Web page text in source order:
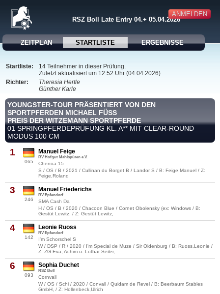
ANMELDEN
RSZ Boll Late Entry 04.+ 05.04.2026
ZEITPLAN STARTLISTE ERGEBNISSE
Startliste:
14 Teilnehmer in dieser Prüfung.
Zuletzt aktualisiert um 12:52 Uhr (04.04.2026)
Richter:
Theresia Hertle
Günther Karle
YOUNGSTER-TOUR PRÄSENTIERT VON DEN
SPORTPFERDEN MICHAEL FÜSS
PREIS DER WITZEMANN SPORTPFERDE
01 SPRINGPFERDEPRÜFUNG KL. A** MIT CLEAR-ROUND
MODUS 100 CM
1
065
Manuel Feige
RV Hofgut Mahlspüren e.V.
Chenoa 15
S / OS / B / 2021 / Cullinan du Borget B / Landor S / B: Feige,Manuel / Z:
Feige,Roland
3
246
Manuel Friederichs
RV Epfendorf
SMA Cash Da
H / OS / B / 2020 / Chacoon Blue / Cornet Obolensky (ex: Windows / B:
Gestüt Lewitz, / Z: Gestüt Lewitz,
4
142
Leonie Ruoss
RV Epfendorf
I'm Schorschel S
W / DSP / R / 2020 / I'm Special de Muze / Sir Oldenburg / B: Ruoss,Leonie /
Z: ZG Eva, Achim u. Lothar Seiler,
6
093
Sophia Duchet
RSZ Boll
Cornvall
W / OS / Schi / 2020 / Convall / Quidam de Revel / B: Beerbaum Stables
GmbH, / Z: Hollenbeck,Ulrich